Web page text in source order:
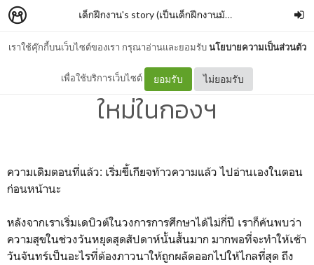
เราใช้คุ๊กกี้บนเว็บไซต์ของเรา กรุณาอ่านและยอมรับนโยบายความเป็นส่วนตัว
เพื่อใช้บริการเว็บไซต์ ยอมรับ ไม่ยอมรับ
เด็กฝึกงาน's story (เป็นเด็กฝึกงานมันไม่ง่ายนะคุณ) –
Day 4: เช้าวันจันทร์กับเพื่อน
ใหม่ในกองฯ
ความเดิมตอนที่แล้ว: เริ่มขี้เกียจท้าวความแล้ว ไปอ่านเองในตอน
ก่อนหน้านะ
หลังจากเราเริ่มเดบิวต์ในวงการการศึกษาได้ไม่กี่ปี เราก็ค้นพบว่า
ความสุขในช่วงวันหยุดสุดสัปดาห์นั้นสั้นมาก มากพอที่จะทำให้เช้า
วันจันทร์เป็นอะไรที่ต้องภาวนาให้ถูกผลัดออกไปให้ไกลที่สุด ถึง